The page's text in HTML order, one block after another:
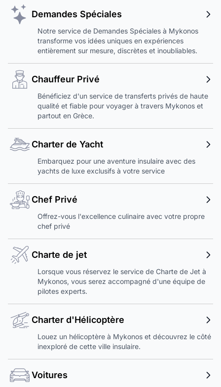
Demandes Spéciales
Notre service de Demandes Spéciales à Mykonos
transforme vos idées uniques en expériences
entièrement sur mesure, discrètes et inoubliables.
Chauffeur Privé
Bénéficiez d'un service de transferts privés de haute
qualité et fiable pour voyager à travers Mykonos et
partout en Grèce.
Charter de Yacht
Embarquez pour une aventure insulaire avec des
yachts de luxe exclusifs à votre service
Chef Privé
Offrez-vous l'excellence culinaire avec votre propre
chef privé
Charte de jet
Lorsque vous réservez le service de Charte de Jet à
Mykonos, vous serez accompagné d'une équipe de
pilotes experts.
Charter d'Hélicoptère
Louez un hélicoptère à Mykonos et découvrez le côté
inexploré de cette ville insulaire.
Voitures